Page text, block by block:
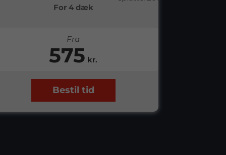
For 4 dæk
Fra
575 kr.
Bestil tid